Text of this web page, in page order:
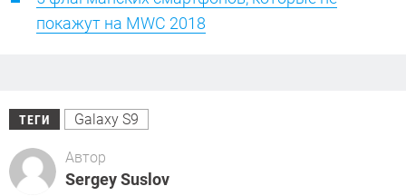
покажут на MWC 2018
ТЕГИ Galaxy S9
Автор
Sergey Suslov